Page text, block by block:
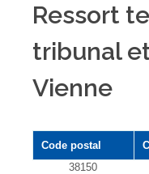
Ressort
tribunal
Vienne
Code postal
38150